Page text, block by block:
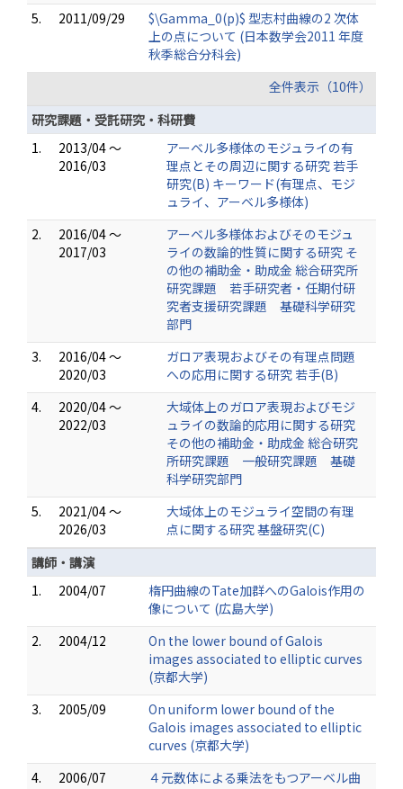
5.
2011/09/29
$\Gamma_0(p)$ 型志村曲線の2 次体
上の点について (日本数学会2011 年度
秋季総合分科会)
全件表示（10件）
研究課題・受託研究・科研費
1.
2013/04 ～
2016/03
アーベル多様体のモジュライの有
理点とその周辺に関する研究 若手
研究(B) キーワード(有理点、モジ
ュライ、アーベル多様体)
2.
2016/04 ～
2017/03
アーベル多様体およびそのモジュ
ライの数論的性質に関する研究 そ
の他の補助金・助成金 総合研究所
研究課題 若手研究者・任期付研
究者支援研究課題 基礎科学研究
部門
3.
2016/04 ～
2020/03
ガロア表現およびその有理点問題
への応用に関する研究 若手(B)
4.
2020/04 ～
2022/03
大域体上のガロア表現およびモジ
ュライの数論的応用に関する研究
その他の補助金・助成金 総合研究
所研究課題 一般研究課題 基礎
科学研究部門
5.
2021/04 ～
2026/03
大域体上のモジュライ空間の有理
点に関する研究 基盤研究(C)
講師・講演
1.
2004/07
楕円曲線のTate加群へのGalois作用の
像について (広島大学)
2.
2004/12
On the lower bound of Galois
images associated to elliptic curves
(京都大学)
3.
2005/09
On uniform lower bound of the
Galois images associated to elliptic
curves (京都大学)
4.
2006/07
４元数体による乗法をもつアーベル曲